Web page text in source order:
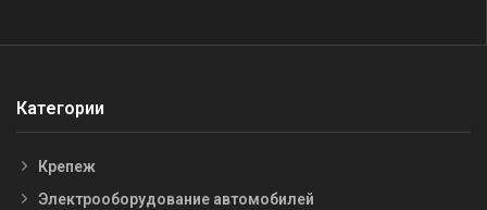
Категории
Крепеж
Электрооборудование автомобилей